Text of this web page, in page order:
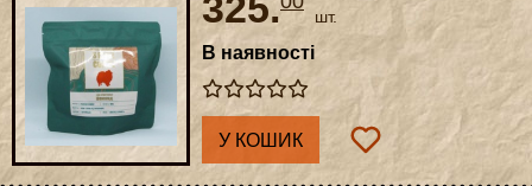
шт.
В наявності
У КОШИК